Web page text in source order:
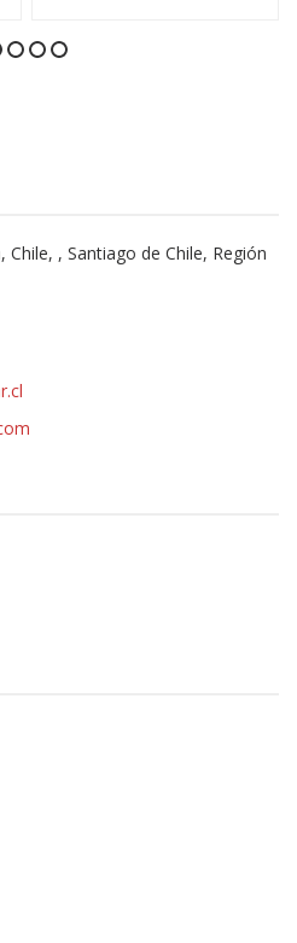
Chile, , Santiago de Chile, Región